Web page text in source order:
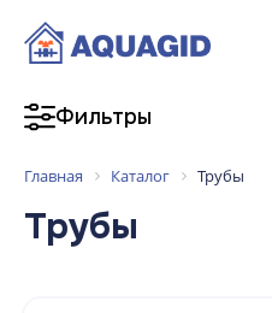
Фильтры
Главная Каталог Трубы
Трубы